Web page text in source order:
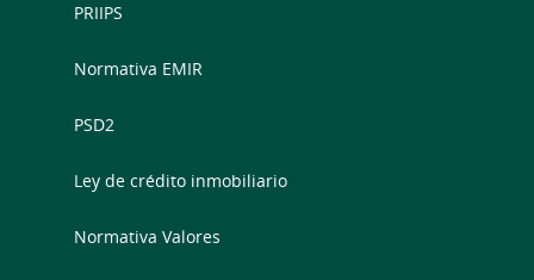
PRIIPS
Normativa EMIR
PSD2
Ley de crédito inmobiliario
Normativa Valores